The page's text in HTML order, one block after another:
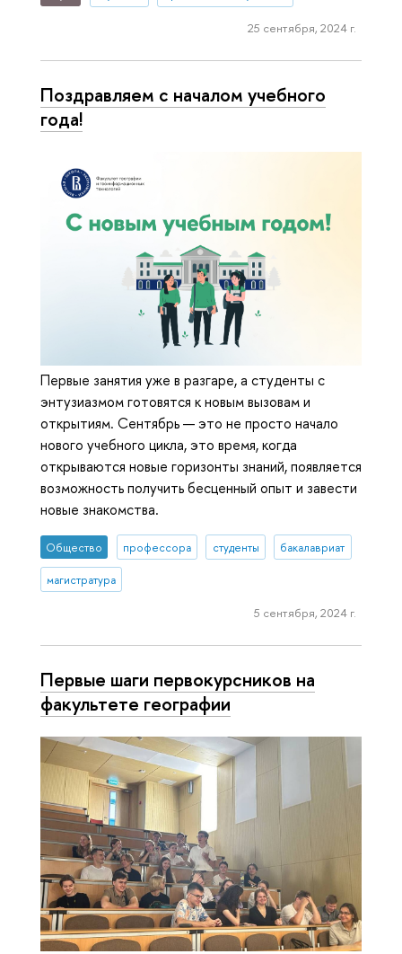
25 сентября, 2024 г.
Поздравляем с началом учебного
года!
Первые занятия уже в разгаре, а студенты с
энтузиазмом готовятся к новым вызовам и
открытиям. Сентябрь — это не просто начало
нового учебного цикла, это время, когда
открываются новые горизонты знаний, появляется
возможность получить бесценный опыт и завести
новые знакомства.
Общество профессора студенты бакалавриат
магистратура
5 сентября, 2024 г.
Первые шаги первокурсников на
факультете географии